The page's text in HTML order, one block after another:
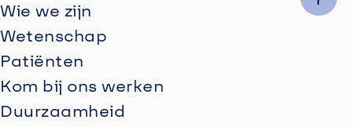
Wie we zijn
Wetenschap
Patiënten
Kom bij ons werken
Duurzaamheid